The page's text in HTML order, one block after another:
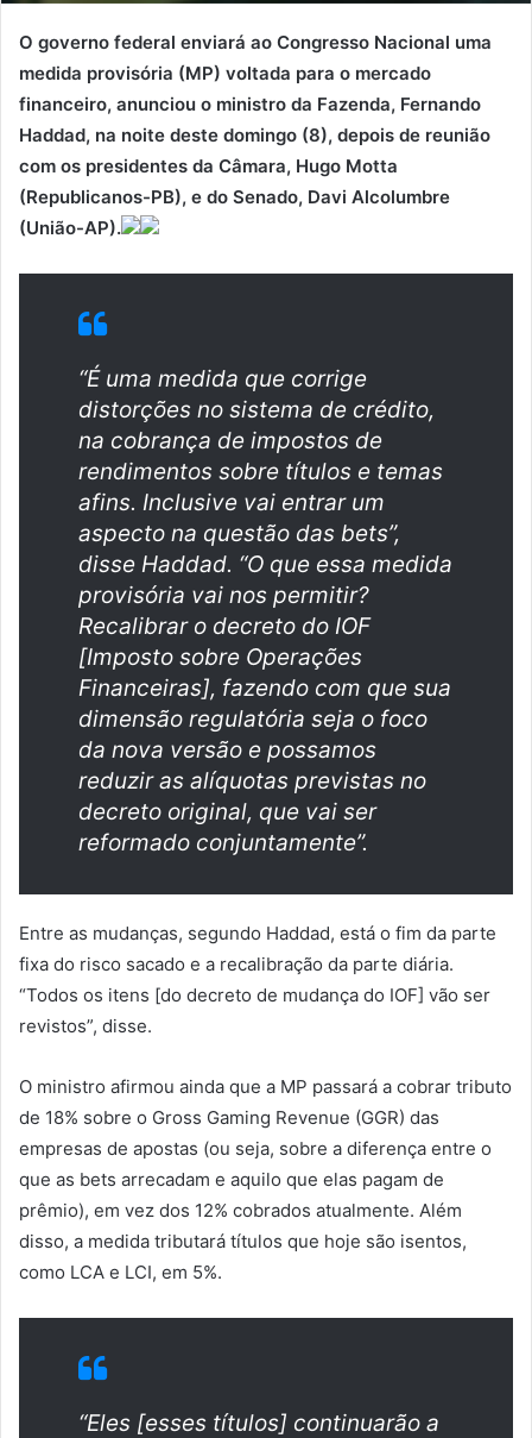
O governo federal enviará ao Congresso Nacional uma
medida provisória (MP) voltada para o mercado
financeiro, anunciou o ministro da Fazenda, Fernando
Haddad, na noite deste domingo (8), depois de reunião
com os presidentes da Câmara, Hugo Motta
(Republicanos-PB), e do Senado, Davi Alcolumbre
(União-AP).
“É uma medida que corrige
distorções no sistema de crédito,
na cobrança de impostos de
rendimentos sobre títulos e temas
afins. Inclusive vai entrar um
aspecto na questão das bets”,
disse Haddad. “O que essa medida
provisória vai nos permitir?
Recalibrar o decreto do IOF
[Imposto sobre Operações
Financeiras], fazendo com que sua
dimensão regulatória seja o foco
da nova versão e possamos
reduzir as alíquotas previstas no
decreto original, que vai ser
reformado conjuntamente”.
Entre as mudanças, segundo Haddad, está o fim da parte
fixa do risco sacado e a recalibração da parte diária.
“Todos os itens [do decreto de mudança do IOF] vão ser
revistos”, disse.
O ministro afirmou ainda que a MP passará a cobrar tributo
de 18% sobre o Gross Gaming Revenue (GGR) das
empresas de apostas (ou seja, sobre a diferença entre o
que as bets arrecadam e aquilo que elas pagam de
prêmio), em vez dos 12% cobrados atualmente. Além
disso, a medida tributará títulos que hoje são isentos,
como LCA e LCI, em 5%.
“Eles [esses títulos] continuarão a